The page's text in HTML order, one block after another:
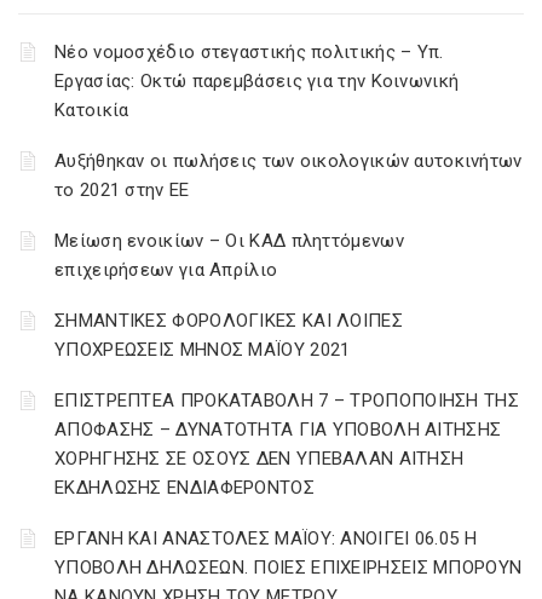
Νέο νομοσχέδιο στεγαστικής πολιτικής – Υπ.
Εργασίας: Οκτώ παρεμβάσεις για την Κοινωνική
Κατοικία
Αυξήθηκαν οι πωλήσεις των οικολογικών αυτοκινήτων
το 2021 στην ΕΕ
Μείωση ενοικίων – Οι ΚΑΔ πληττόμενων
επιχειρήσεων για Απρίλιο
ΣΗΜΑΝΤΙΚΕΣ ΦΟΡΟΛΟΓΙΚΕΣ ΚΑΙ ΛΟΙΠΕΣ
ΥΠΟΧΡΕΩΣΕΙΣ ΜΗΝΟΣ ΜΑΪΟΥ 2021
ΕΠΙΣΤΡΕΠΤΕΑ ΠΡΟΚΑΤΑΒΟΛΗ 7 – ΤΡΟΠΟΠΟΙΗΣΗ ΤΗΣ
ΑΠΟΦΑΣΗΣ – ΔΥΝΑΤΟΤΗΤΑ ΓΙΑ ΥΠΟΒΟΛΗ ΑΙΤΗΣΗΣ
ΧΟΡΗΓΗΣΗΣ ΣΕ ΟΣΟΥΣ ΔΕΝ ΥΠΕΒΑΛΑΝ ΑΙΤΗΣΗ
ΕΚΔΗΛΩΣΗΣ ΕΝΔΙΑΦΕΡΟΝΤΟΣ
ΕΡΓΑΝΗ ΚΑΙ ΑΝΑΣΤΟΛΕΣ ΜΑΪΟΥ: ΑΝΟΙΓΕΙ 06.05 Η
ΥΠΟΒΟΛΗ ΔΗΛΩΣΕΩΝ. ΠΟΙΕΣ ΕΠΙΧΕΙΡΗΣΕΙΣ ΜΠΟΡΟΥΝ